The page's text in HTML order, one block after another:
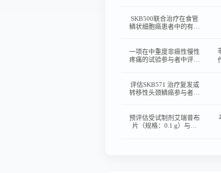
者的Ⅱ期临床研究
SKB500联合治疗在食管
鳞状细胞癌患者中的有效
一项在中重度非癌性慢性
疼痛的试验参与者中评价
互作用的单中心、随机、
开放、三序列、三周期交
评估SKB571 治疗复发或
转移性头颈鳞癌参与者的
预评估受试制剂艾瑞昔布
片（规格：0.1 g）与参